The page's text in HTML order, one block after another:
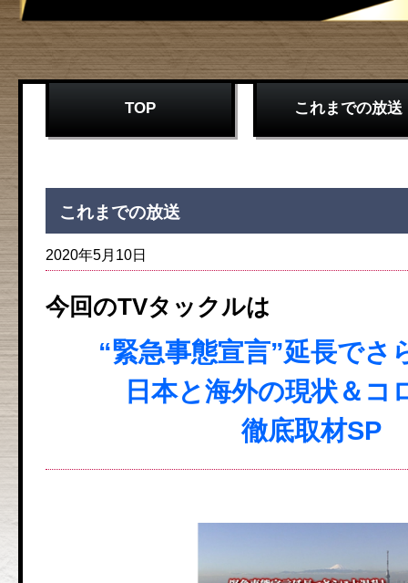
TOP これまでの放送
これまでの放送
2020年5月10日
今回のTVタックルは
“緊急事態宣言”延長でさ
日本と海外の現状＆コ
徹底取材SP